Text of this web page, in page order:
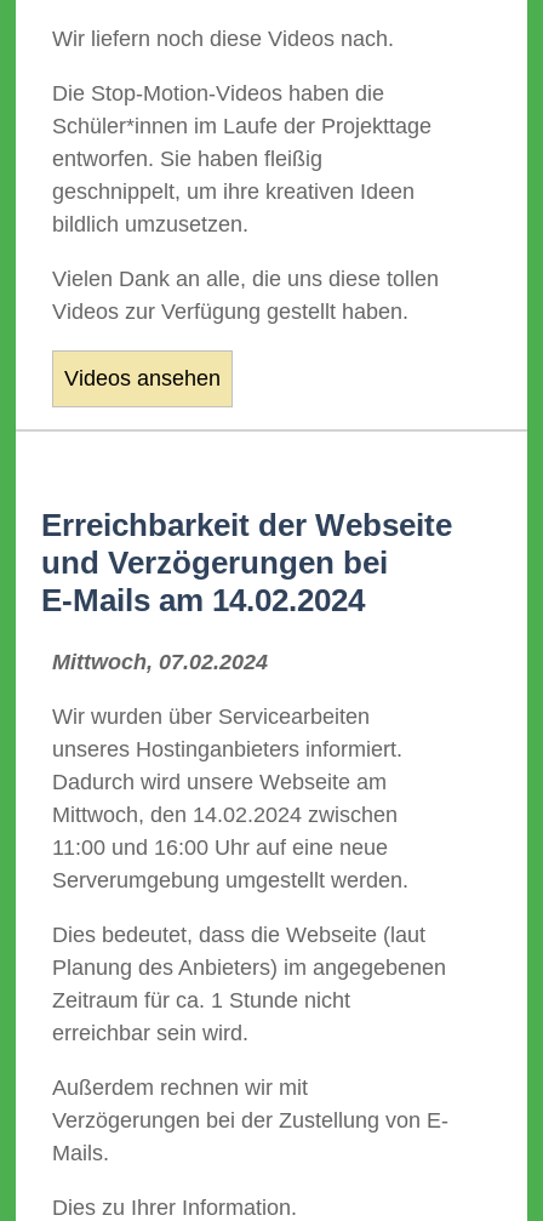
Wir liefern noch diese Videos nach.
Die Stop-Motion-Videos haben die
Schüler*innen im Laufe der Projekttage
entworfen. Sie haben fleißig
geschnippelt, um ihre kreativen Ideen
bildlich umzusetzen.
Vielen Dank an alle, die uns diese tollen
Videos zur Verfügung gestellt haben.
Videos ansehen
Erreichbarkeit der Webseite
und Verzögerungen bei
E‑Mails am 14.02.2024
Mittwoch, 07.02.2024
Wir wurden über Servicearbeiten
unseres Hostinganbieters informiert.
Dadurch wird unsere Webseite am
Mittwoch, den 14.02.2024 zwischen
11:00 und 16:00 Uhr auf eine neue
Serverumgebung umgestellt werden.
Dies bedeutet, dass die Webseite (laut
Planung des Anbieters) im angegebenen
Zeitraum für ca. 1 Stunde nicht
erreichbar sein wird.
Außerdem rechnen wir mit
Verzögerungen bei der Zustellung von E-
Mails.
Dies zu Ihrer Information.